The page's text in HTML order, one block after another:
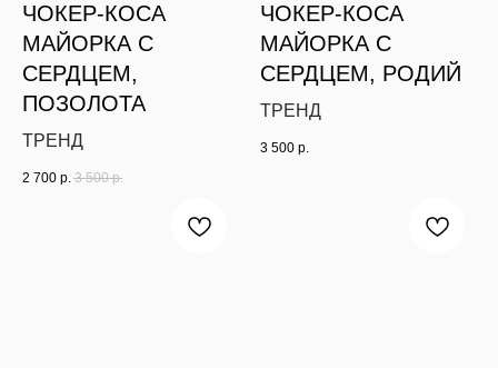
ЧОКЕР-КОСА
МАЙОРКА С
СЕРДЦЕМ,
ПОЗОЛОТА
ТРЕНД
2 700 р. 3 500 р.
ЧОКЕР-КОСА
МАЙОРКА С
СЕРДЦЕМ, РОДИЙ
ТРЕНД
3 500 р.